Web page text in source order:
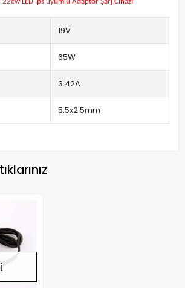
22cw LED ips uyumlu Adaptör Şarj Cihazı
19V
65W
3.42A
5.5x2.5mm